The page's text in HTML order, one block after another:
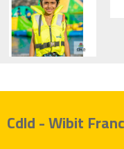
Cdld - Wibit